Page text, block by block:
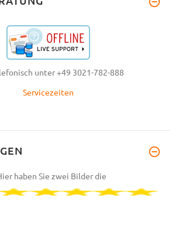
unter +49 3021-782-888
Servicezeiten
haben Sie zwei Bilder die